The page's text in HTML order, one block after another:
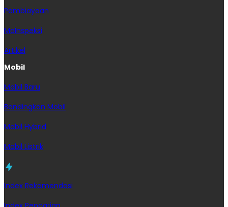
Pembiayaan
MoInspeksi
Artikel
Mobil
Mobil Baru
Bandingkan Mobil
Mobil Hybrid
Mobil Listrik
Index Rekomendasi